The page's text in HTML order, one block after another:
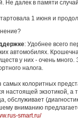
Не далек в памяти
1 июня и
: Удобнее всего
автомобилях.
у них - очень много.
налога.
самых колоритных
настоящей экзотикой,
обслуживает
вниманию
smart.ru/